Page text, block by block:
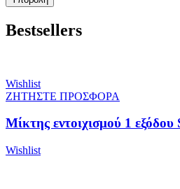
Bestsellers
Wishlist
ΖΗΤΗΣΤΕ ΠΡΟΣΦΟΡΑ
Μίκτης εντοιχισμού 1
Wishlist